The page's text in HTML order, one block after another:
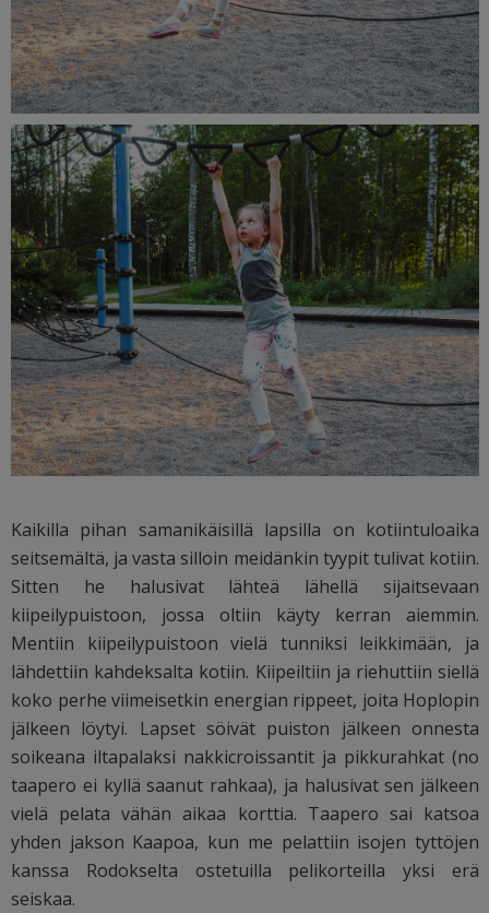
Kaikilla pihan samanikäisillä lapsilla on kotiintuloaika
seitsemältä, ja vasta silloin meidänkin tyypit tulivat kotiin.
Sitten he halusivat lähteä lähellä sijaitsevaan
kiipeilypuistoon, jossa oltiin käyty kerran aiemmin.
Mentiin kiipeilypuistoon vielä tunniksi leikkimään, ja
lähdettiin kahdeksalta kotiin. Kiipeiltiin ja riehuttiin siellä
koko perhe viimeisetkin energian rippeet, joita Hoplopin
jälkeen löytyi. Lapset söivät puiston jälkeen onnesta
soikeana iltapalaksi nakkicroissantit ja pikkurahkat (no
taapero ei kyllä saanut rahkaa), ja halusivat sen jälkeen
vielä pelata vähän aikaa korttia. Taapero sai katsoa
yhden jakson Kaapoa, kun me pelattiin isojen tyttöjen
kanssa Rodokselta ostetuilla pelikorteilla yksi erä
seiskaa.